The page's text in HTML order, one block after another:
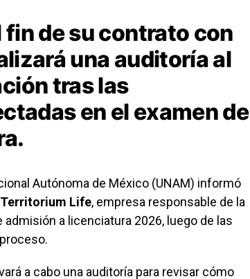
fin de su contrato con
una auditoría al
tras las
en el examen de
Autónoma de México (UNAM) informó
Territorium Life, empresa responsable de la
a licenciatura 2026, luego de las
a cabo una auditoría para revisar cómo